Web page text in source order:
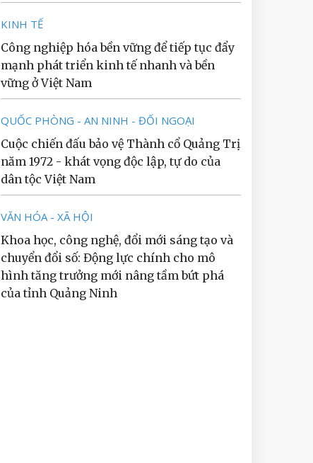
KINH TẾ
Công nghiệp hóa bền vững để tiếp tục đẩy
mạnh phát triển kinh tế nhanh và bền
vững ở Việt Nam
QUỐC PHÒNG - AN NINH - ĐỐI NGOẠI
Cuộc chiến đấu bảo vệ Thành cổ Quảng Trị
năm 1972 - khát vọng độc lập, tự do của
dân tộc Việt Nam
VĂN HÓA - XÃ HỘI
Khoa học, công nghệ, đổi mới sáng tạo và
chuyển đổi số: Động lực chính cho mô
hình tăng trưởng mới nâng tầm bứt phá
của tỉnh Quảng Ninh